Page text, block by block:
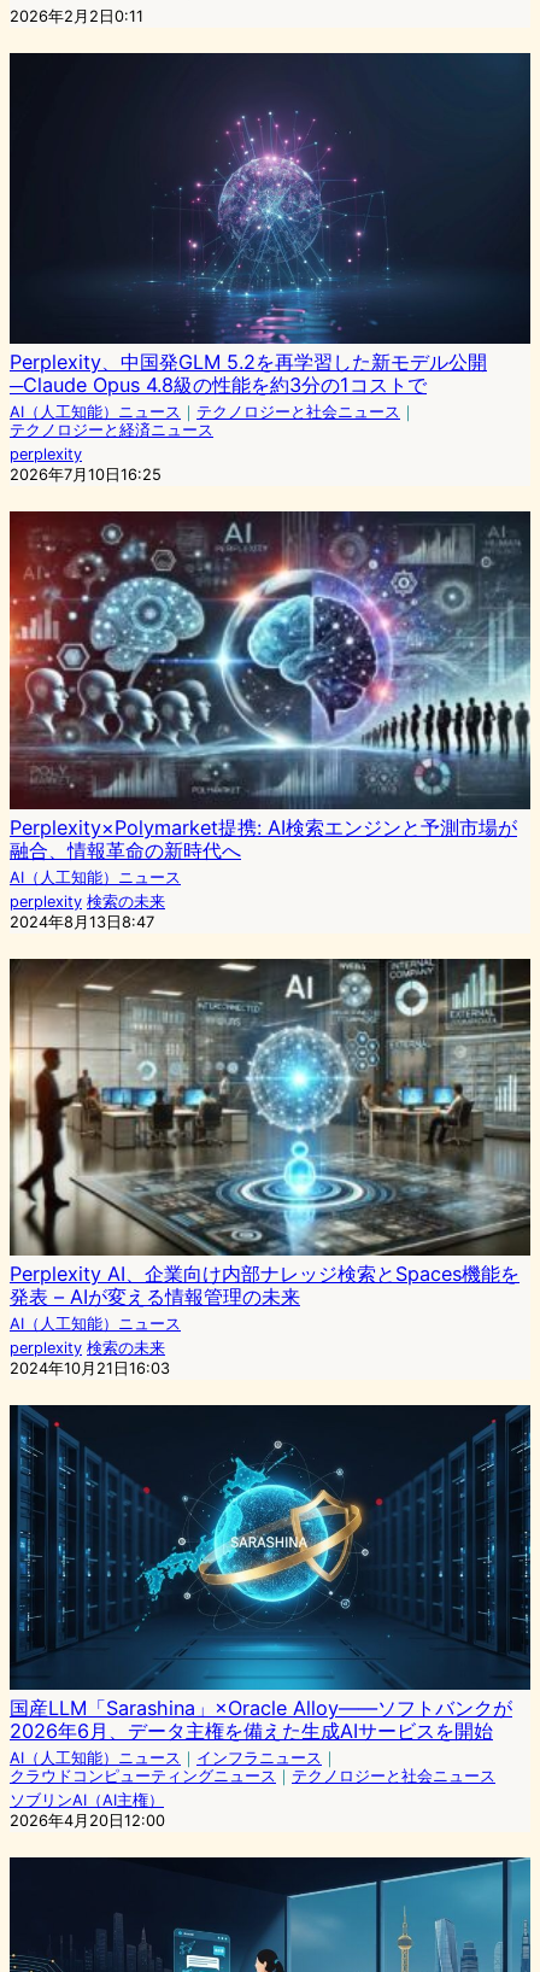
2026年2月2日0:11
Perplexity、中国発GLM 5.2を再学習した新モデル公開
─Claude Opus 4.8級の性能を約3分の1コストで
AI（人工知能）ニュース ｜ テクノロジーと社会ニュース ｜
テクノロジーと経済ニュース
perplexity
2026年7月10日16:25
Perplexity×Polymarket提携: AI検索エンジンと予測市場が
融合、情報革命の新時代へ
AI（人工知能）ニュース
perplexity 検索の未来
2024年8月13日8:47
Perplexity AI、企業向け内部ナレッジ検索とSpaces機能を
発表 – AIが変える情報管理の未来
AI（人工知能）ニュース
perplexity 検索の未来
2024年10月21日16:03
国産LLM「Sarashina」×Oracle Alloy——ソフトバンクが
2026年6月、データ主権を備えた生成AIサービスを開始
AI（人工知能）ニュース ｜ インフラニュース ｜
クラウドコンピューティングニュース ｜ テクノロジーと社会ニュース
ソブリンAI（AI主権）
2026年4月20日12:00